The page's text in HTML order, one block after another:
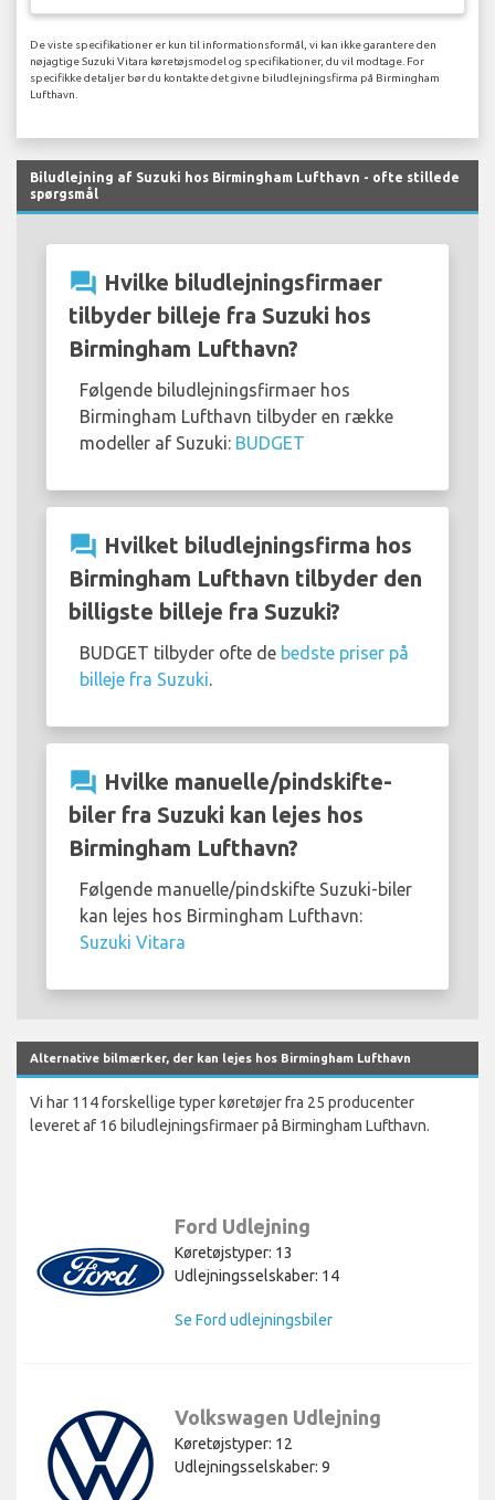
De viste specifikationer er kun til informationsformål, vi kan ikke garantere den
nøjagtige Suzuki Vitara køretøjsmodel og specifikationer, du vil modtage. For
specifikke detaljer bør du kontakte det givne biludlejningsfirma på Birmingham
Lufthavn.
Biludlejning af Suzuki hos Birmingham Lufthavn - ofte stillede
spørgsmål
question_answer Hvilke biludlejningsfirmaer
tilbyder billeje fra Suzuki hos
Birmingham Lufthavn?
Følgende biludlejningsfirmaer hos
Birmingham Lufthavn tilbyder en række
modeller af Suzuki: BUDGET
question_answer Hvilket biludlejningsfirma hos
Birmingham Lufthavn tilbyder den
billigste billeje fra Suzuki?
BUDGET tilbyder ofte de bedste priser på
billeje fra Suzuki
question_answer Hvilke manuelle/pindskifte-
biler fra Suzuki kan lejes hos
Birmingham Lufthavn?
Følgende manuelle/pindskifte Suzuki-biler
kan lejes hos Birmingham Lufthavn:
Suzuki Vitara
Alternative bilmærker, der kan lejes hos Birmingham Lufthavn
Vi har 114 forskellige typer køretøjer fra 25 producenter
leveret af 16 biludlejningsfirmaer på Birmingham Lufthavn.
Ford Udlejning
Køretøjstyper: 13
Udlejningsselskaber: 14
Se Ford udlejningsbiler
Volkswagen Udlejning
Køretøjstyper: 12
Udlejningsselskaber: 9